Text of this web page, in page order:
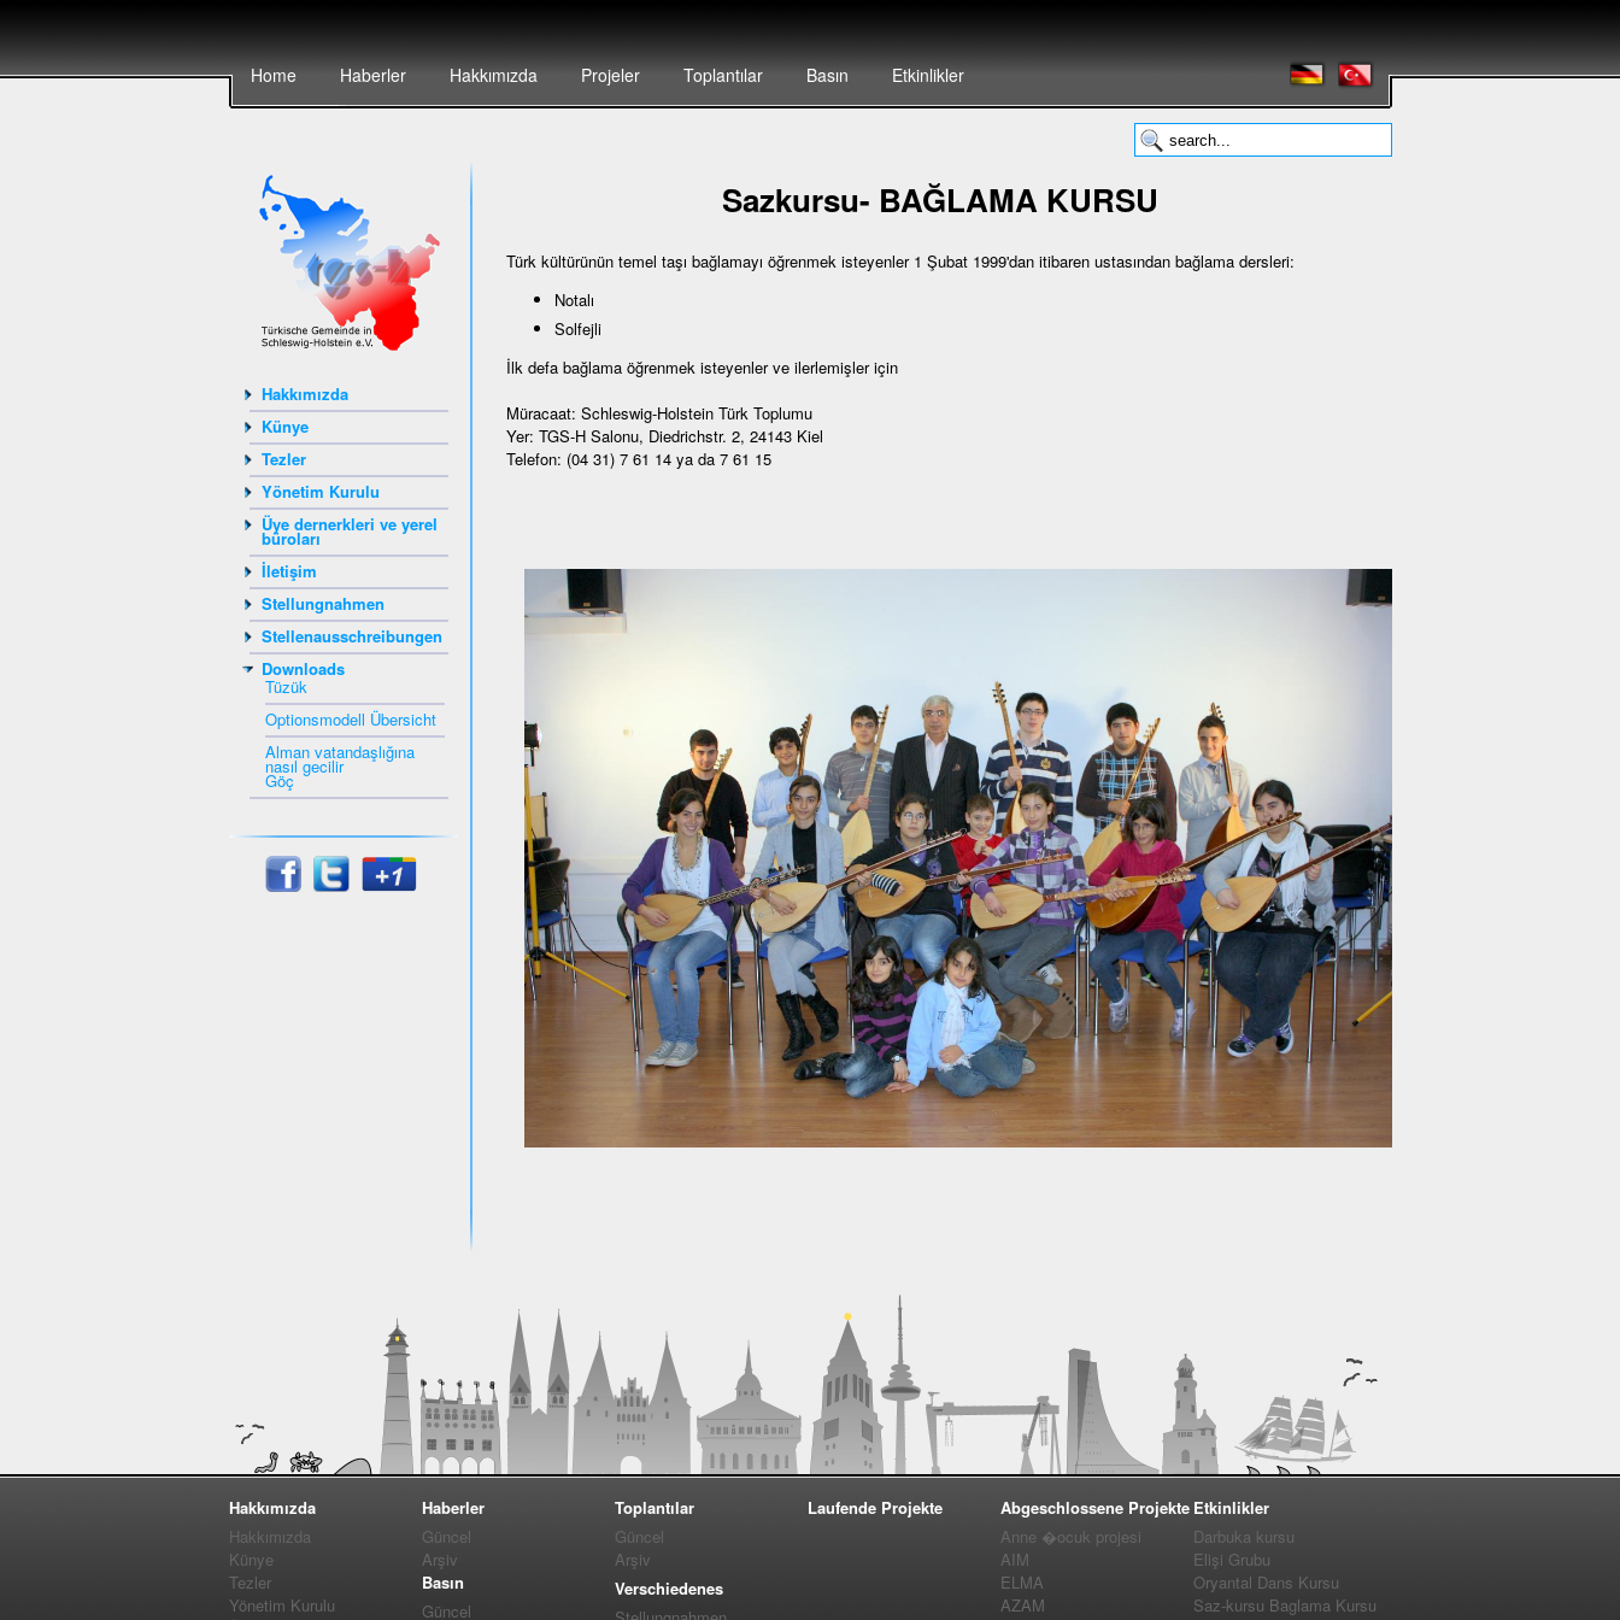
Home Haberler Hakkımızda Projeler Toplantılar Basın Etkinlikler
Hakkımızda
Künye
Tezler
Yönetim Kurulu
Üye dernerkleri ve yerel
büroları
İletişim
Stellungnahmen
Stellenausschreibungen
Downloads
Tüzük
Optionsmodell Übersicht
Alman vatandaşlığına
nasıl gecilir
Göç
Sazkursu- BAĞLAMA KURSU
Türk kültürünün temel taşı bağlamayı öğrenmek isteyenler 1 Şubat 1999'dan itibaren ustasından bağlama dersleri:
Notalı
Solfejli
İlk defa bağlama öğrenmek isteyenler ve ilerlemişler için
Müracaat: Schleswig-Holstein Türk Toplumu
Yer: TGS-H Salonu, Diedrichstr. 2, 24143 Kiel
Telefon: (04 31) 7 61 14 ya da 7 61 15
Hakkımızda
Hakkımızda
Künye
Tezler
Yönetim Kurulu
Haberler
Güncel
Arşiv
Basın
Güncel
Toplantılar
Güncel
Arşiv
Verschiedenes
Laufende Projekte
Abgeschlossene Projekte
Anne �ocuk projesi
AIM
ELMA
AZAM
Etkinlikler
Darbuka kursu
Elişi Grubu
Oryantal Dans Kursu
Saz-kursu Baglama Kursu